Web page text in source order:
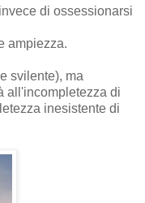
di ossessionarsi
ampiezza.
svilente), ma
all'incompletezza di
inesistente di